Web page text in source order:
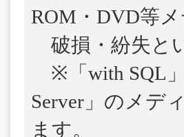
ROM・DVD等
破損・紛失と
※「with SQL
Server」のメデ
ます。